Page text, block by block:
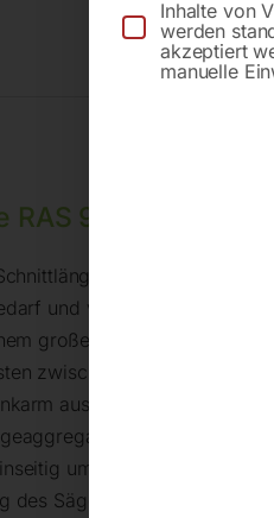
Beschreibung
90 H
beispielsweise
und vielseitig einsetzbar
großem Durchmesser von
zwischen
aus Gusseisen mit
mit Rückstellfeder
um 45 Grad schwenkbar
des Sägearms bequem über
Inhalte von
werden
akzeptiert
manuelle